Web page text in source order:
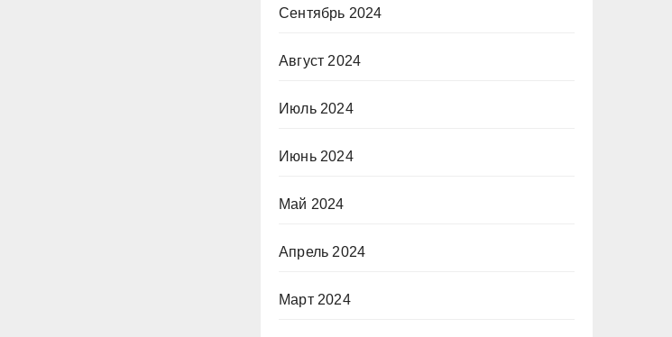
Сентябрь 2024
Август 2024
Июль 2024
Июнь 2024
Май 2024
Апрель 2024
Март 2024